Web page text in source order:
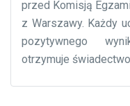
przed Komisją
z Warszawy. Każdy
pozytywnego
otrzymuje